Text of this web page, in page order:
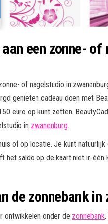
een zonne-
of nagelstudio in
genieten cadeau doen met
euro op kunt zetten.
in zwanenburg.
of op locatie. Je kunt natuurlijk
het saldo op de kaart niet in
de zonnebank in
ontwikkelen onder de zonnebank